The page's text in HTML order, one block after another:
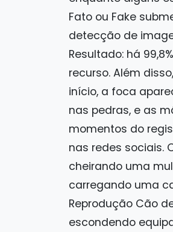
Fato ou Fake
detecção de
Resultado: há
recurso. Além
início, a foca
nas pedras, e as
momentos do
nas redes sociais.
cheirando uma
carregando uma
Reprodução Cão
escondendo